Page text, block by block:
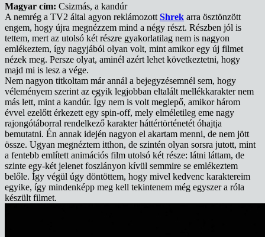
Magyar cím: Csizmás, a kandúr
A nemrég a TV2 által agyon reklámozott Shrek arra ösztönzött
engem, hogy újra megnézzem mind a négy részt. Részben jól is
tettem, mert az utolsó két részre gyakorlatilag nem is nagyon
emlékeztem, így nagyjából olyan volt, mint amikor egy új filmet
nézek meg. Persze olyat, aminél azért lehet következtetni, hogy
majd mi is lesz a vége.
Nem nagyon titkoltam már annál a bejegyzésemnél sem, hogy
véleményem szerint az egyik legjobban eltalált mellékkarakter nem
más lett, mint a kandúr. Így nem is volt meglepő, amikor három
évvel ezelőtt érkezett egy spin-off, mely elméletileg eme nagy
rajongótáborral rendelkező karakter háttértörténetét óhajtja
bemutatni. Én annak idején nagyon el akartam menni, de nem jött
össze. Ugyan megnéztem itthon, de szintén olyan sorsra jutott, mint
a fentebb említett animációs film utolsó két része: látni láttam, de
szinte egy-két jelenet foszlányon kívül semmire se emlékeztem
belőle. Így végül úgy döntöttem, hogy mivel kedvenc karaktereim
egyike, így mindenképp meg kell tekintenem még egyszer a róla
készült filmet.